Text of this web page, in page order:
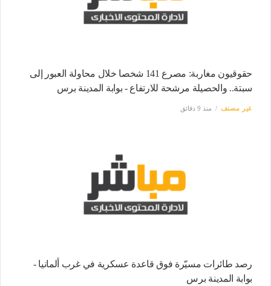
حقوقيون مغاربة: مصرع 141 شخصا خلال محاولة العبور إلى
سبتة.. والحصيلة مرشحة للارتفاع - بوابة المدينة برس
غير مصنف منذ 9 دقائق
رصد طائرات مسيّرة فوق قاعدة عسكرية في غرب ألمانيا -
بوابة المدينة برس